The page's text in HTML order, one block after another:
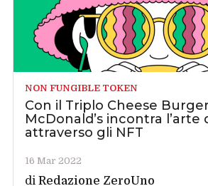
NON FUNGIBLE TOKEN
Con il Triplo Cheese
McDonald’s incontra l’arte
attraverso gli NFT
16 Mar 2022
diRedazione ZeroUno